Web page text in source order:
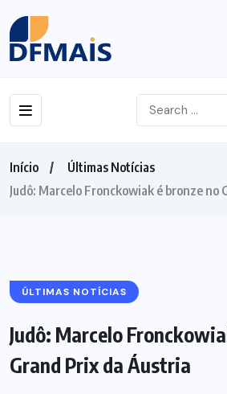
Início
Últimas Notícias
Judô: Marcelo Fronckowiak é bronze no
ÚLTIMAS NOTÍCIAS
Judô: Marcelo
Grand Prix da Áustria